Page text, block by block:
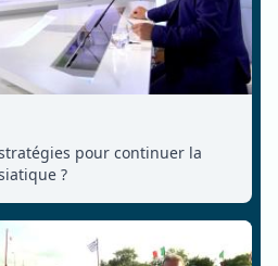
pour continuer la
?